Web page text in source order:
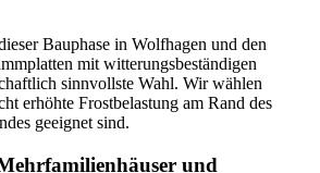
Bauphase in Wolfhagen und den
mit witterungsbeständigen
sinnvollste Wahl. Wir wählen
erhöhte Frostbelastung am Rand des
geeignet sind.
und